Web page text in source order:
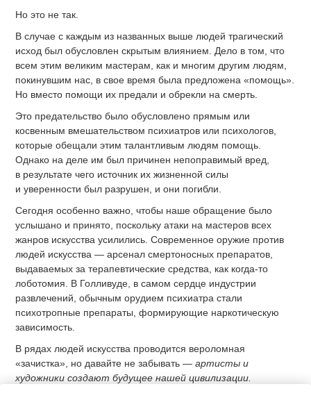
Но это не так.
В случае с каждым из названных выше людей трагический
исход был обусловлен скрытым влиянием. Дело в том, что
всем этим великим мастерам, как и многим другим людям,
покинувшим нас, в свое время была предложена «помощь».
Но вместо помощи их предали и обрекли на смерть.
Это предательство было обусловлено прямым или
косвенным вмешательством психиатров или психологов,
которые обещали этим талантливым людям помощь.
Однако на деле им был причинен непоправимый вред,
в результате чего источник их жизненной силы
и уверенности был разрушен, и они погибли.
Сегодня особенно важно, чтобы наше обращение было
услышано и принято, поскольку атаки на мастеров всех
жанров искусства усилились. Современное оружие против
людей искусства — арсенал смертоносных препаратов,
выдаваемых за терапевтические средства, как когда-то
лоботомия. В Голливуде, в самом сердце индустрии
развлечений, обычным орудием психиатра стали
психотропные препараты, формирующие наркотическую
зависимость.
В рядах людей искусства проводится вероломная
«зачистка», но давайте не забывать —артисты и
художники создают будущее нашей цивилизации.